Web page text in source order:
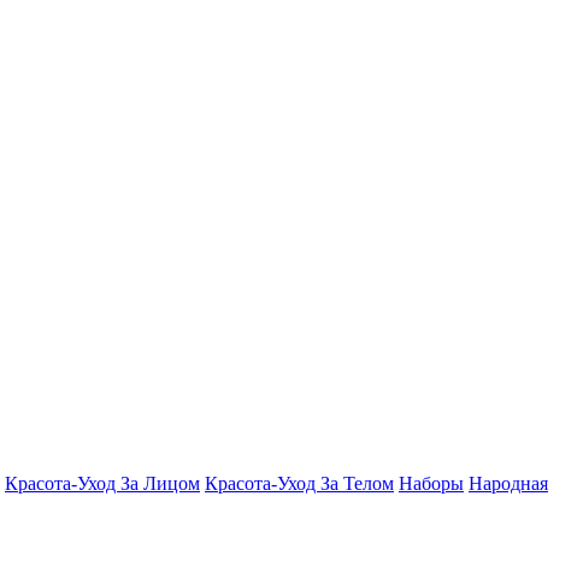
Красота-Уход За Лицом Красота-Уход За Телом Наборы Народная